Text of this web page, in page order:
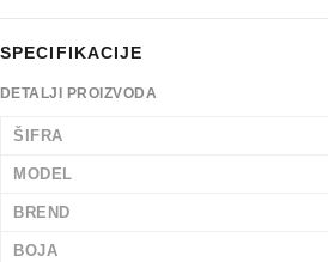
SPECIFIKACIJE
DETALJI PROIZVODA
ŠIFRA
MODEL
BREND
BOJA